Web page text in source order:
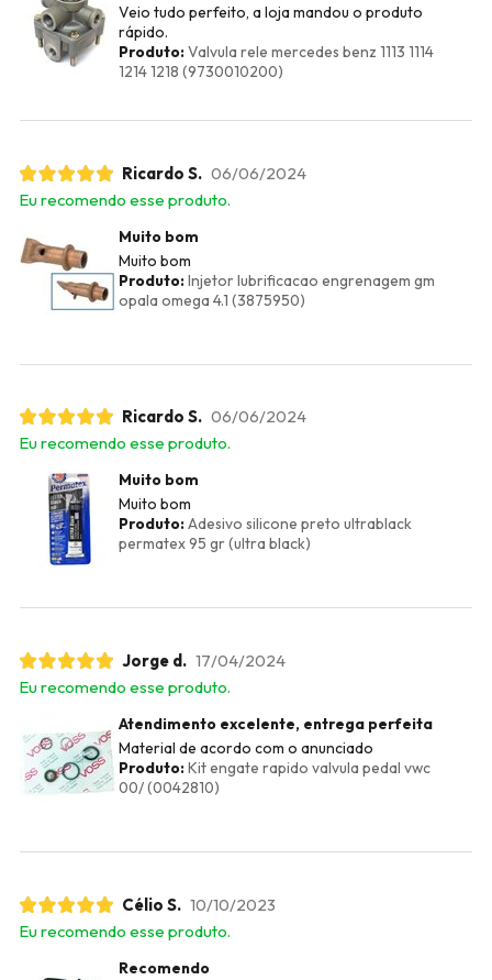
Veio tudo perfeito, a loja mandou o produto
rápido.
Produto:Valvula rele mercedes benz 1113 1114
1214 1218 (9730010200)
Ricardo S. 06/06/2024
Eu recomendo esse produto.
Muito bom
Muito bom
Produto:Injetor lubrificacao engrenagem gm
opala omega 4.1 (3875950)
Ricardo S. 06/06/2024
Eu recomendo esse produto.
Muito bom
Muito bom
Produto:Adesivo silicone preto ultrablack
permatex 95 gr (ultra black)
Jorge d. 17/04/2024
Eu recomendo esse produto.
Atendimento excelente, entrega perfeita
Material de acordo com o anunciado
Produto:Kit engate rapido valvula pedal vwc
00/ (0042810)
Célio S. 10/10/2023
Eu recomendo esse produto.
Recomendo